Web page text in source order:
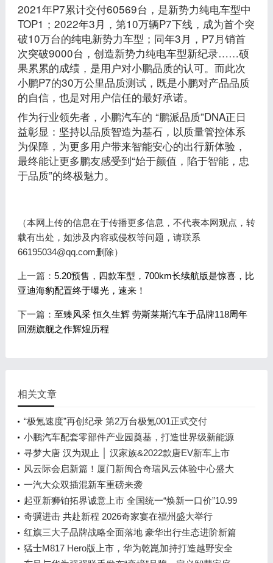
2021年P7累计交付60569台，是新势力纯电车型中
TOP1；2022年3月，第10万辆P7下线，成为首个突
破10万台的纯电新势力车型；同年3月，P7月销首
次突破9000台，创造新势力纯电车型新纪录……硕
果累累的成绩，是用户对小鹏品质的认可。而此次
小鹏P7的30万公里品质测试，既是小鹏对产品品质
的自信，也是对用户信任的最好承诺。
作为行业领先者，小鹏汽车的 “鹏派品质”DNA正日
益彰显：坚持以品质智造为基石，以质量管控体系
为保障，为更多用户带来智能安心的出行新体验，
最终能让更多鹏友感受到“始于颜值，陷于智能，忠
于品质”的终极魅力。
（本网上传的信息在于传播更多信息，不代表本网观点，转
载有出处，如涉及内容或侵权等问题，请联系
66195034@qq.com删除）
上一篇： 5.20预售，四款车型，700km长续航版是惊喜，比
亚迪海豹配置终于曝光，速来！
下一篇： 至臻风采 恒久生辉 劳斯莱斯汽车于品牌118周年
回溯旗舰之作辉煌历程
相关文章
“极氪速度”再创纪录 第2万台极氪001正式交付
小鹏汽车配套零部件产业园奠基，打造世界级新能源
智能汽车集群
寻梦大唐 汉为观止 │ 汉家族&2022款唐EV新车上市
发布会，敬请期待！
风云际会启新篇！厦门新闽合奇瑞风云体验中心盛大
开业
一汽大众双插混新车重磅来袭
起亚新狮铂拓界诚意上市 全国统一“焕新一口价”10.99
万元起
奇骥进击 共赴新程 2026奇家宴在福州盛大举行
红旗三大子品牌战略全面落地 豪华出行生态进阶新篇
章
猛士M817 Hero版上市，华为乾崑加持打造越野安全